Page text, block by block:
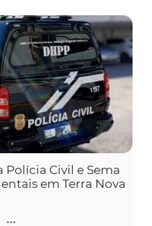
Civil e Sema
em Terra Nova